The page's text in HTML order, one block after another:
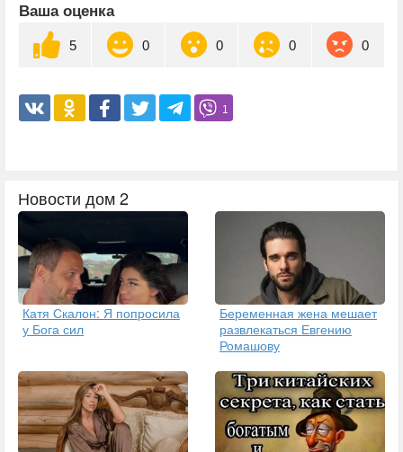
Ваша оценка
5 0 0 0 0
1
Новости дом 2
Катя Скалон: Я попросила
у Бога сил
Беременная жена мешает
развлекаться Евгению
Ромашову